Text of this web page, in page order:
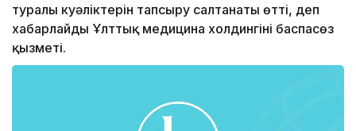
туралы куәліктерін тапсыру салтанаты өтті, деп
хабарлайды Ұлттық медицина холдингінің баспасөз
қызметі.